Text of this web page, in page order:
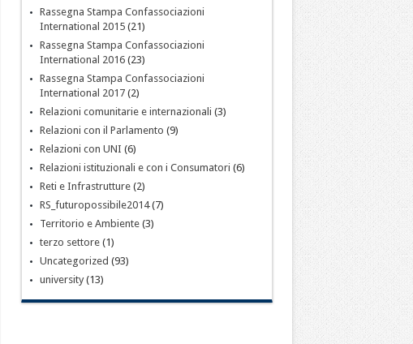
Rassegna Stampa Confassociazioni
International 2015(21)
Rassegna Stampa Confassociazioni
International 2016(23)
Rassegna Stampa Confassociazioni
International 2017(2)
Relazioni comunitarie e internazionali (3)
Relazioni con il Parlamento (9)
Relazioni con UNI (6)
Relazioni istituzionali e con i Consumatori (6)
Reti e Infrastrutture(2)
RS_futuropossibile2014(7)
Territorio e Ambiente(3)
terzo settore(1)
Uncategorized (93)
university(13)